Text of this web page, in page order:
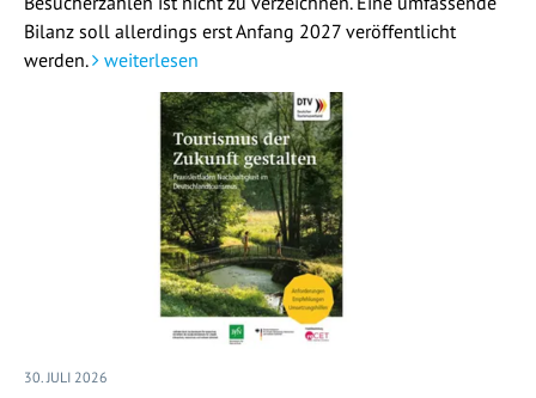
Bilanz soll allerdings erst Anfang 2027 veröffentlicht
werden.
weiterlesen
30. JULI 2026